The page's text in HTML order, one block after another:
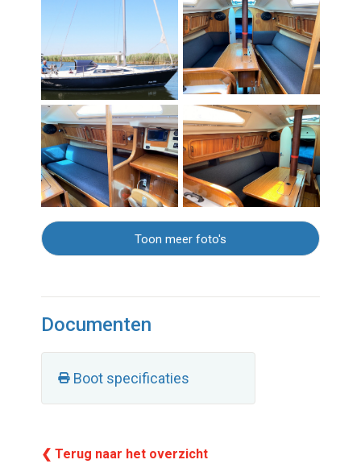
Toon meer foto's
Documenten
Boot specificaties
❮ Terug naar het overzicht